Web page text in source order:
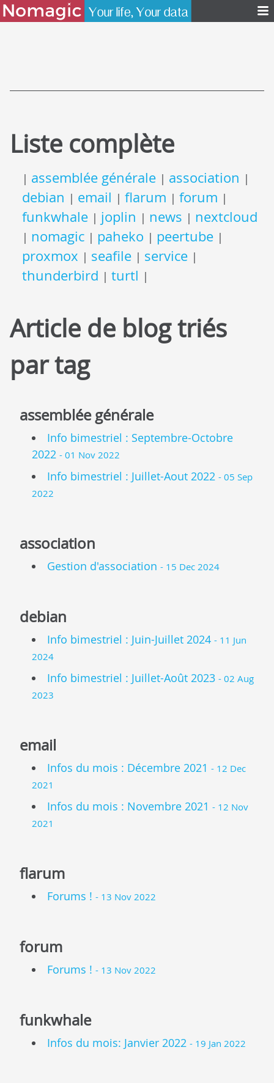
Liste complète
| assemblée générale | association |
debian | email | flarum | forum |
funkwhale | joplin | news | nextcloud
| nomagic | paheko | peertube |
proxmox | seafile | service |
thunderbird | turtl |
Article de blog triés
par tag
assemblée générale
Info bimestriel : Septembre-Octobre
2022 - 01 Nov 2022
Info bimestriel : Juillet-Aout 2022 - 05 Sep
2022
association
Gestion d'association - 15 Dec 2024
debian
Info bimestriel : Juin-Juillet 2024 - 11 Jun
2024
Info bimestriel : Juillet-Août 2023 - 02 Aug
2023
email
Infos du mois : Décembre 2021 - 12 Dec
2021
Infos du mois : Novembre 2021 - 12 Nov
2021
flarum
Forums ! - 13 Nov 2022
forum
Forums ! - 13 Nov 2022
funkwhale
Infos du mois: Janvier 2022 - 19 Jan 2022